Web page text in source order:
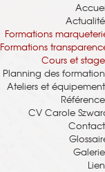
Formations
Formations
Cours et
Planning des
Ateliers et
CV Carole